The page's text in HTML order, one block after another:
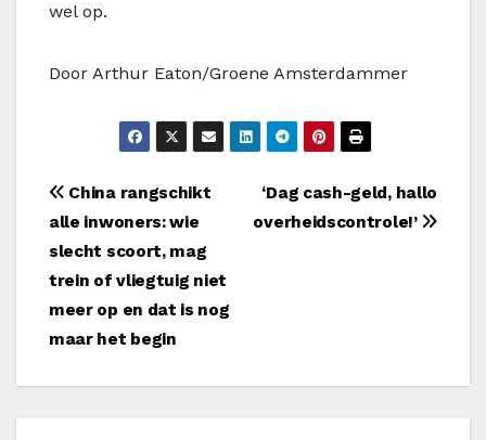
wel op.
Door Arthur Eaton/Groene Amsterdammer
Bericht
navigatie
‘Dag cash-geld, hallo
overheidscontrole!’
China rangschikt
alle inwoners: wie
slecht scoort, mag
trein of vliegtuig niet
meer op en dat is nog
maar het begin